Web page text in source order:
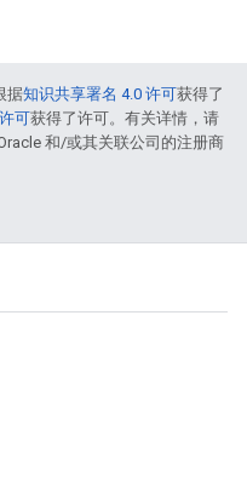
据知识共享署名 4.0 许可获得了
可获得了许可。有关详情，请
和/或其关联公司的注册商